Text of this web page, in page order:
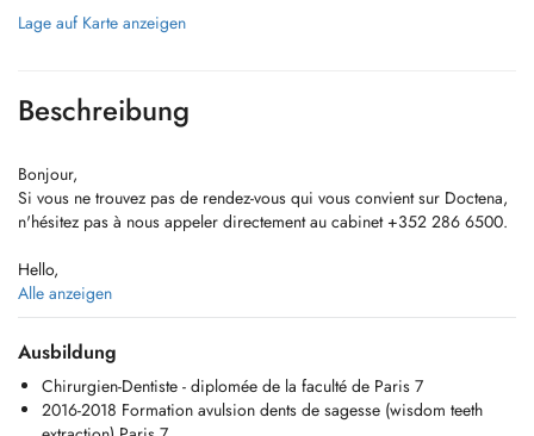
Lage auf Karte anzeigen
Beschreibung
Bonjour,
Si vous ne trouvez pas de rendez-vous qui vous convient sur Doctena,
n'hésitez pas à nous appeler directement au cabinet +352 286 6500.
Hello,
If you do not find an appointment on Doctena that suits you, do not
hesitate to call us directly at the +352 286 6500.
Extractions dents de sagesse (wisdom teeth extractions)
Alle anzeigen
Ausbildung
Chirurgien-Dentiste - diplomée de la faculté de Paris 7
2016-2018 Formation avulsion dents de sagesse (wisdom teeth